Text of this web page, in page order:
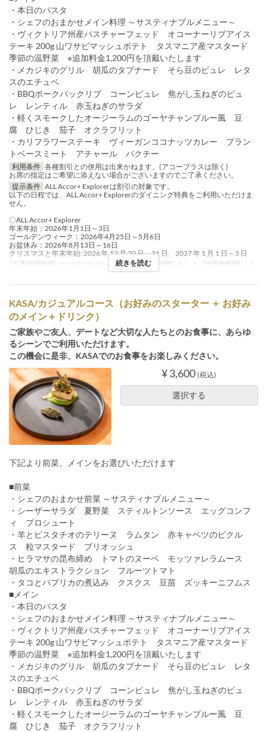
・本日のパスタ
・シェフのおまかせメイン料理 ～サスティナブルメニュー～
・ヴィクトリア州産パスチャーフェッド オコーナーリブアイス
テーキ 200g 山ワサビマッシュポテト タスマニア産マスタード
季節の温野菜 ※追加料金1,200円を頂戴いたします
・メカジキのグリル 胡瓜のタプナード そら豆のピュレ レタ
スのエチュベ
・BBQポークバックリブ コーンピュレ 焦がし玉ねぎのピュ
レ レンティル 赤玉ねぎのサラダ
・軽くスモークしたオージーラムのゴーヤチャンプルー風 豆
腐 ひじき 茄子 オクラフリット
・カリフラワーステーキ ヴィーガンココナッツカレー プラン
トベースミート アチャール パクチー
利用条件 各種割引との併用は出来かねます。(アコープラスは除く)
お席の指定はご希望に添えない場合がございますのでご了承ください。
提示条件 ALL Accor+ Explorerは割引の対象です。
以下の日程では、ALL Accor+ Explorerのダイニング特典をご利用いただけま
せん。
〇ALL Accor+ Explorer
年末年始：2026年1月1日～3日
ゴールデンウィーク：2026年4月25日～5月6日
お盆休み：2026年8月13日～16日
クリスマスと年末年始: 2026 年 12 月 20 日～31 日、2027 年 1 月 1 日～3 日
ご予約可能日
2025年3月1日 ~ 8月31日 食事時間 ランチ 注文数制限 ~ 8
続きを読む
KASA/カジュアルコース（お好みのスターター ＋ お好み
のメイン＋ドリンク）
ご家族やご友人、デートなど大切な人たちとのお食事に、あらゆ
るシーンでご利用いただけます。
この機会に是非、KASAでのお食事をお楽しみください。
¥ 3,600 (税込)
選択する
下記より前菜、メインをお選びいただけます
■前菜
・シェフのおまかせ前菜 ～サスティナブルメニュー～
・シーザーサラダ 夏野菜 スティルトンソース エッグコンフ
ィ プロシュート
・羊とピスタチオのテリーヌ ラムタン 赤キャベツのピクル
ス 粒マスタード ブリオッシュ
・ヒラマサの昆布締め トマトのヌーベ モッツァレラムース
胡瓜のエキストラクション フルーツトマト
・タコとパプリカの煮込み クスクス 豆苗 ズッキーニフムス
■メイン
・本日のパスタ
・シェフのおまかせメイン料理 ～サスティナブルメニュー～
・ヴィクトリア州産パスチャーフェッド オコーナーリブアイス
テーキ 200g 山ワサビマッシュポテト タスマニア産マスタード
季節の温野菜 ※追加料金1,200円を頂戴いたします
・メカジキのグリル 胡瓜のタプナード そら豆のピュレ レタ
スのエチュベ
・BBQポークバックリブ コーンピュレ 焦がし玉ねぎのピュ
レ レンティル 赤玉ねぎのサラダ
・軽くスモークしたオージーラムのゴーヤチャンプルー風 豆
腐 ひじき 茄子 オクラフリット